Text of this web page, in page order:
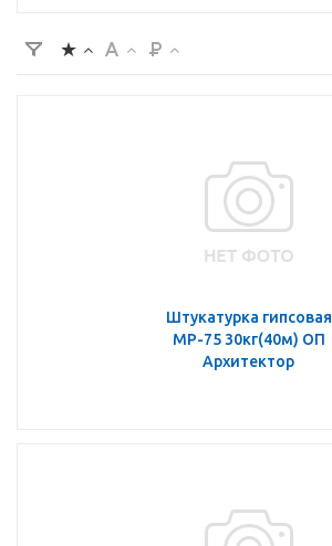
Штукатурка гипсовая
МР-75 30кг(40м) ОП
Архитектор